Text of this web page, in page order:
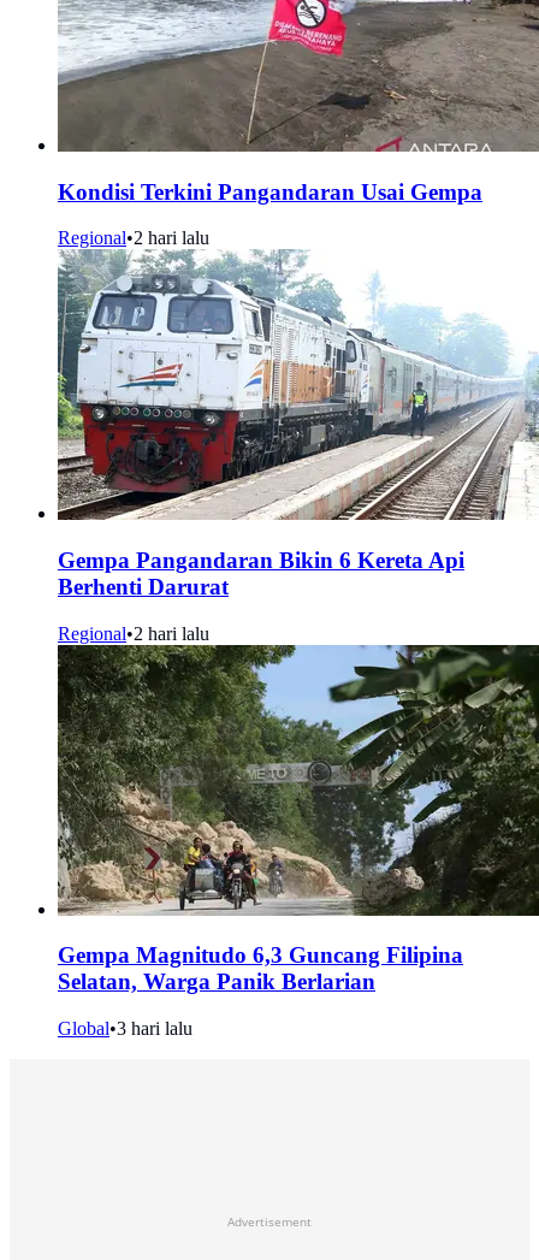
Kondisi Terkini Pangandaran Usai Gempa
Regional•2 hari lalu
Gempa Pangandaran Bikin 6 Kereta Api
Berhenti Darurat
Regional•2 hari lalu
Gempa Magnitudo 6,3 Guncang Filipina
Selatan, Warga Panik Berlarian
Global•3 hari lalu
Advertisement